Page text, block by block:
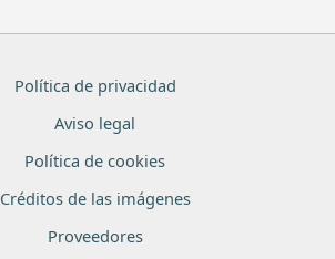
Política de privacidad
Aviso legal
Política de cookies
Créditos de las imágenes
Proveedores